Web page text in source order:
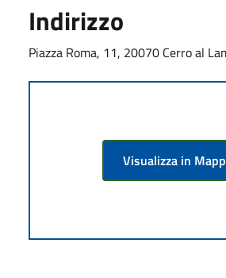
Indirizzo
Piazza Roma, 11, 20070 Cerro al
Visualizza in